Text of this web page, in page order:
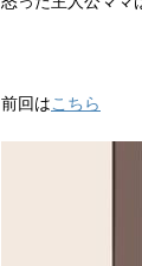
前回はこちら